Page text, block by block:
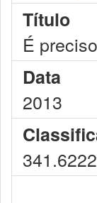
Título
É
Data
2013